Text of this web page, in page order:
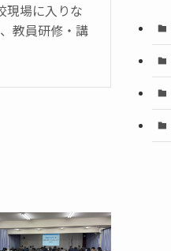
現場に入りな
教員研修・講